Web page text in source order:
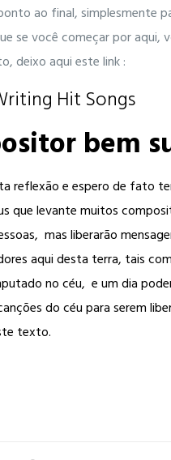
ao final, simplesmente
se você começar por
deixo aqui este link :
Hit Songs
bem
reflexão e espero de fato
que levante muitos
mas liberarão
aqui desta terra, tais
no céu, e um dia
do céu para serem
texto.